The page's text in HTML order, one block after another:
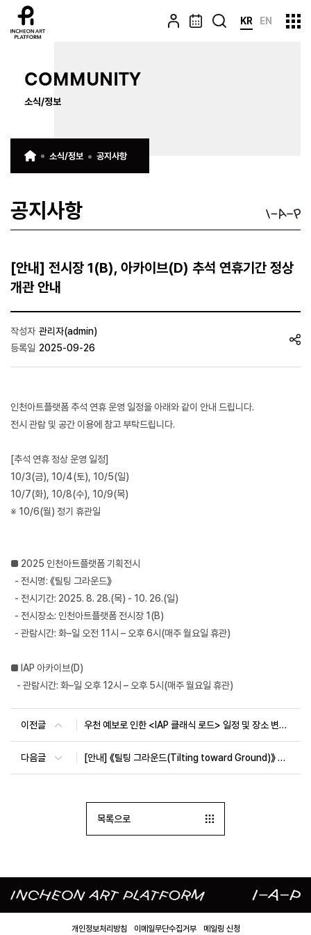
KR EN
COMMUNITY
소식/정보
소식/정보 공지사항
공지사항
[안내] 전시장 1(B), 아카이브(D) 추석 연휴기간 정상
개관 안내
작성자 관리자(admin)
등록일 2025-09-26
인천아트플랫폼 추석 연휴 운영 일정을 아래와 같이 안내 드립니다.
전시 관람 및 공간 이용에 참고 부탁드립니다.
[추석 연휴 정상 운영 일정]
10/3(금), 10/4(토), 10/5(일)
10/7(화), 10/8(수), 10/9(목)
※ 10/6(월) 정기 휴관일
■ 2025 인천아트플랫폼 기획전시
- 전시명: 《틸팅 그라운드》
- 전시기간: 2025. 8. 28.(목) - 10. 26.(일)
- 전시장소: 인천아트플랫폼 전시장 1(B)
- 관람시간: 화–일 오전 11시 – 오후 6시(매주 월요일 휴관)
■ IAP 아카이브(D)
- 관람시간: 화–일 오후 12시 – 오후 5시(매주 월요일 휴관)
이전글 우천 예보로 인한 <IAP 클래식 로드> 일정 및 장소 변경 안내
다음글 [안내] 《틸팅 그라운드(Tilting toward Ground)》 도슨트 프로그램 안내
목록으로
개인정보처리방침 이메일무단수집거부 메일링 신청